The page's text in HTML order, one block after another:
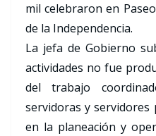
mil celebraron en
de la Independencia.
La jefa de Gobierno
actividades no fue
del trabajo
servidoras y
en la planeación y